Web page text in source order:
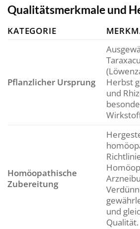
Qualitätsmerkmale und
KATEGORIE
Pflanzlicher Ursprung
Herbst
und
Homöopathische
Zubereitung
und
Qualität.